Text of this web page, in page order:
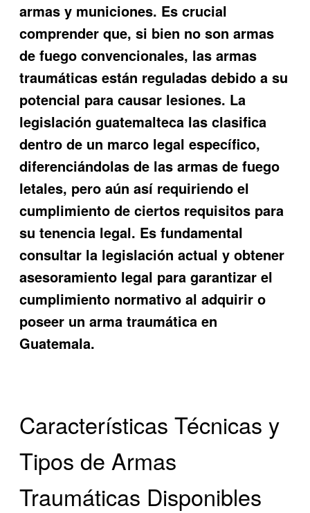
armas y municiones. Es crucial
comprender que, si bien no son armas
de fuego convencionales, las armas
traumáticas están reguladas debido a su
potencial para causar lesiones. La
legislación guatemalteca las clasifica
dentro de un marco legal específico,
diferenciándolas de las armas de fuego
letales, pero aún así requiriendo el
cumplimiento de ciertos requisitos para
su tenencia legal. Es fundamental
consultar la legislación actual y obtener
asesoramiento legal para garantizar el
cumplimiento normativo al adquirir o
poseer un arma traumática en
Guatemala.
Características Técnicas y
Tipos de Armas
Traumáticas Disponibles